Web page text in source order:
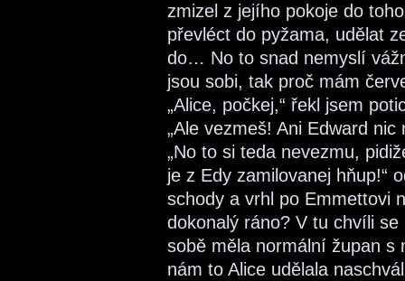
zmizel z jejího pokoje do
převléct do pyžama, udělat
do… No to snad nemyslí
jsou sobi, tak proč mám
„Alice, počkej,“ řekl jsem
„Ale vezmeš! Ani Edward
„No to si teda nevezmu,
je z Edy zamilovanej hňup!“
schody a vrhl po Emmettovi
dokonalý ráno? V tu chvíli
sobě měla normální župan s
nám to Alice udělala